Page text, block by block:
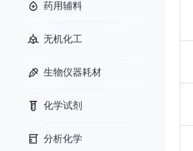
药用辅料
无机化工
生物仪器耗材
化学试剂
分析化学